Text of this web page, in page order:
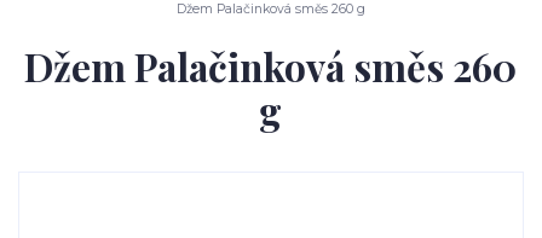
Džem Palačinková směs 260 g
Džem Palačinková směs 260
g